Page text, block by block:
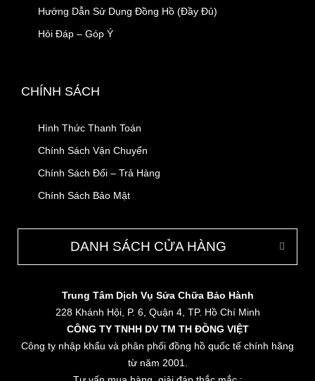
Hướng Dẫn Sử Dụng Đồng Hồ (Đầy Đủ)
Hỏi Đáp – Góp Ý
CHÍNH SÁCH
Hình Thức Thanh Toán
Chính Sách Vận Chuyển
Chính Sách Đổi – Trả Hàng
Chính Sách Bảo Mật
DANH SÁCH CỬA HÀNG
Trung Tâm Dịch Vụ Sửa Chữa Bảo Hành
228 Khánh Hội, P. 6, Quận 4, TP. Hồ Chí Minh
CÔNG TY TNHH DV TM TH ĐỒNG VIỆT
Công ty nhập khẩu và phân phối đồng hồ quốc tế chính hãng
từ năm 2001.